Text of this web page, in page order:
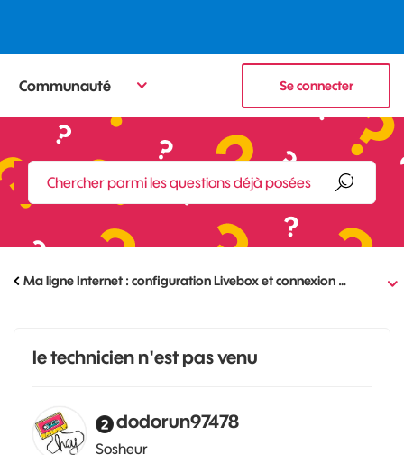
Communauté Se connecter
Ma ligne Internet : configuration Livebox et connexion …
le technicien n'est pas venu
dodorun97478
Sosheur